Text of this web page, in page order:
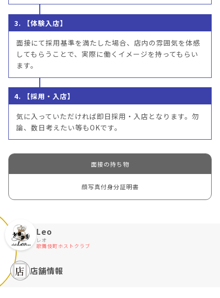
3. 【体験入店】
面接にて採用基準を満たした場合、店内の雰囲気を体感
してもらうことで、実際に働くイメージを持ってもらい
ます。
4. 【採用・入店】
気に入っていただければ即日採用・入店となります。勿
論、数日考えたい等もOKです。
面接の持ち物
顔写真付身分証明書
Leo
レオ
歌舞伎町ホストクラブ
店舗情報